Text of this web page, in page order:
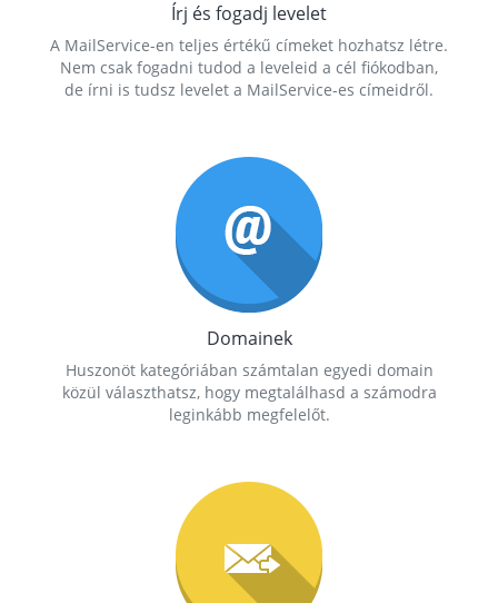
Írj és fogadj levelet
A MailService-en teljes értékű címeket hozhatsz létre.
Nem csak fogadni tudod a leveleid a cél fiókodban,
de írni is tudsz levelet a MailService-es címeidről.
Domainek
Huszonöt kategóriában számtalan egyedi domain
közül választhatsz, hogy megtalálhasd a számodra
leginkább megfelelőt.